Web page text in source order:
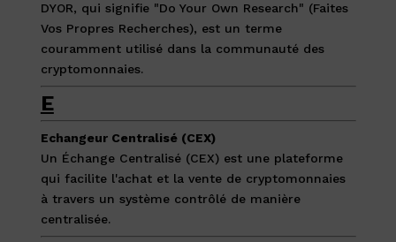
DYOR, qui signifie "Do Your Own Research" (Faites
Vos Propres Recherches), est un terme
couramment utilisé dans la communauté des
cryptomonnaies.
E
Echangeur Centralisé (CEX)
Un Échange Centralisé (CEX) est une plateforme
qui facilite l'achat et la vente de cryptomonnaies
à travers un système contrôlé de manière
centralisée.